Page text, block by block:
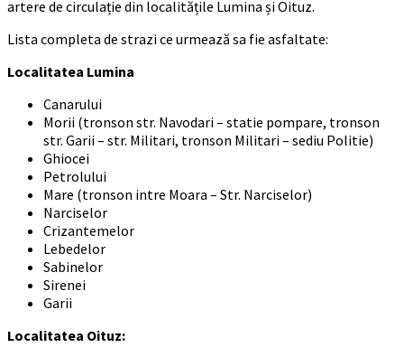
artere de circulație din localitățile Lumina și Oituz.
Lista completa de strazi ce urmează sa fie asfaltate:
Localitatea Lumina
Canarului
Morii (tronson str. Navodari – statie pompare, tronson
str. Garii – str. Militari, tronson Militari – sediu Politie)
Ghiocei
Petrolului
Mare (tronson intre Moara – Str. Narciselor)
Narciselor
Crizantemelor
Lebedelor
Sabinelor
Sirenei
Garii
Localitatea Oituz: